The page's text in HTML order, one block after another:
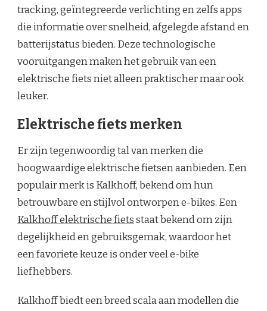
tracking, geïntegreerde verlichting en zelfs apps
die informatie over snelheid, afgelegde afstand en
batterijstatus bieden. Deze technologische
vooruitgangen maken het gebruik van een
elektrische fiets niet alleen praktischer maar ook
leuker.
Elektrische fiets merken
Er zijn tegenwoordig tal van merken die
hoogwaardige elektrische fietsen aanbieden. Een
populair merk is Kalkhoff, bekend om hun
betrouwbare en stijlvol ontworpen e-bikes. Een
Kalkhoff elektrische fietsstaat bekend om zijn
degelijkheid en gebruiksgemak, waardoor het
een favoriete keuze is onder veel e-bike
liefhebbers.
Kalkhoff biedt een breed scala aan modellen die